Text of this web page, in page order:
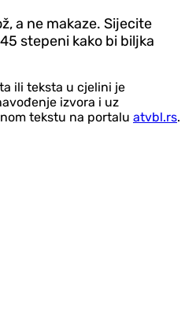
a ne makaze. Sijecite
stepeni kako bi biljka
ili teksta u cjelini je
izvora i uz
tekstu na portalu atvbl.rs.